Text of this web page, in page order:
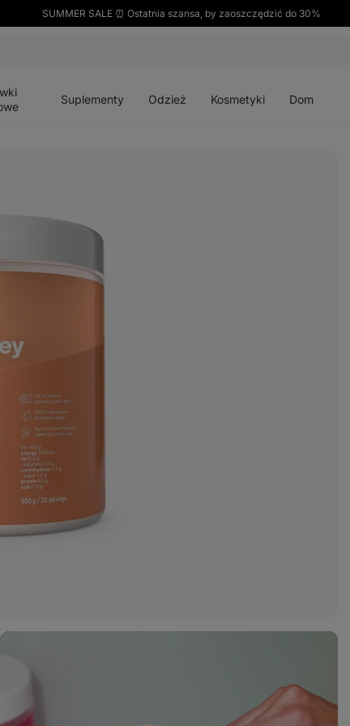
SUMMER SALE ⏰ Ostatnia szansa, by zaoszczędzić do 30%
Suplementy Odzież Kosmetyki Dom